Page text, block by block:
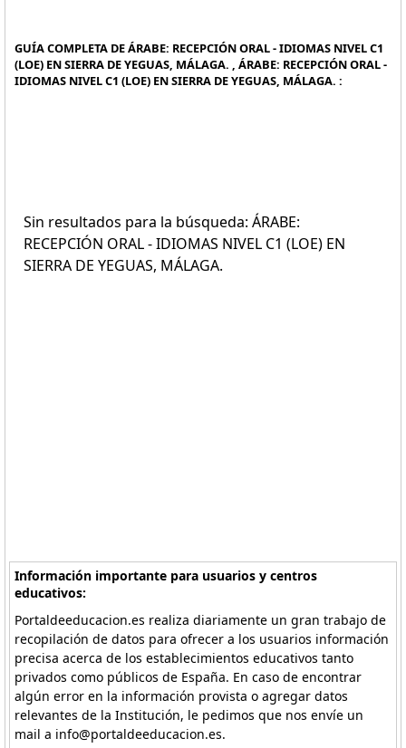
GUÍA COMPLETA DE ÁRABE: RECEPCIÓN ORAL - IDIOMAS NIVEL C1
(LOE) EN SIERRA DE YEGUAS, MÁLAGA. , ÁRABE: RECEPCIÓN ORAL -
IDIOMAS NIVEL C1 (LOE) EN SIERRA DE YEGUAS, MÁLAGA. :
Sin resultados para la búsqueda: ÁRABE:
RECEPCIÓN ORAL - IDIOMAS NIVEL C1 (LOE) EN
SIERRA DE YEGUAS, MÁLAGA.
Información importante para usuarios y centros
educativos:
Portaldeeducacion.es realiza diariamente un gran trabajo de
recopilación de datos para ofrecer a los usuarios información
precisa acerca de los establecimientos educativos tanto
privados como públicos de España. En caso de encontrar
algún error en la información provista o agregar datos
relevantes de la Institución, le pedimos que nos envíe un
mail a info@portaldeeducacion.es.